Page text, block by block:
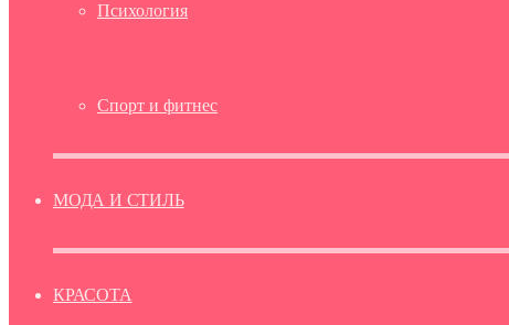
Психология
Спорт и фитнес
МОДА И СТИЛЬ
КРАСОТА